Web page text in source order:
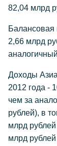
82,04 млрд
Балансовая
2,66 млрд
Доходы
2012 года -
чем за
рублей), в
млрд
млрд рублей